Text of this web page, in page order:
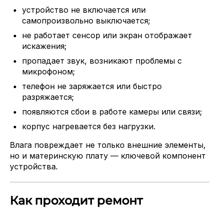
устройство не включается или
самопроизвольно выключается;
не работает сенсор или экран отображает
искажения;
пропадает звук, возникают проблемы с
микрофоном;
телефон не заряжается или быстро
разряжается;
появляются сбои в работе камеры или связи;
корпус нагревается без нагрузки.
Влага повреждает не только внешние элементы,
но и материнскую плату — ключевой компонент
устройства.
Как проходит ремонт